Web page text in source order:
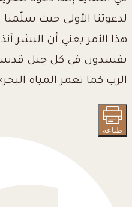
لدعوتنا الأولى حيث
هذا الأمر يعني أن البشر
يفسدون في كل جبل
الرب كما تغمر المياه
طباعة